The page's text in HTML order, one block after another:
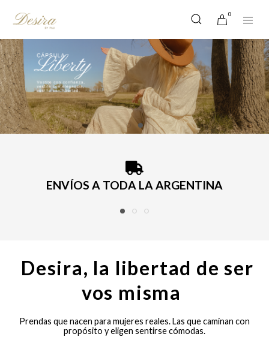
0
ENVÍOS A TODA LA ARGENTINA
Desira, la libertad de ser
vos misma
Prendas que nacen para mujeres reales. Las que caminan con
propósito y eligen sentirse cómodas.